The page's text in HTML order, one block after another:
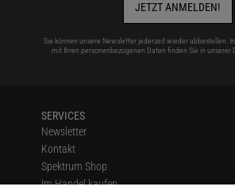
JETZT ANMELDEN!
Sie können unsere Newsletter jederzeit wieder abbestellen.
mit Ihren personenbezogenen Daten finden Sie in unserer
SERVICES
Newsletter
Kontakt
Spektrum Shop
Im Handel kaufen